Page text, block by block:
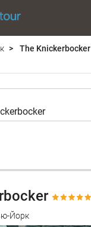
The Knickerbocker
Йорк